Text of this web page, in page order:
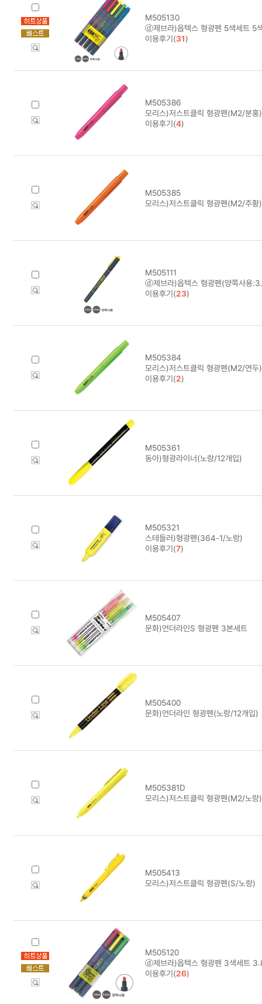
M505130
ⓓ제브라)옵텍스 형광펜 5색세트 5
이용후기(31)
M505386
모리스)저스트클릭 형광펜(M2/분홍)
이용후기(4)
M505385
모리스)저스트클릭 형광펜(M2/주황)
M505111
ⓓ제브라)옵텍스 형광펜(양쪽사용
이용후기(23)
M505384
모리스)저스트클릭 형광펜(M2/연두)
이용후기(2)
M505361
동아)형광라이너(노랑/12개입)
M505321
스테들러)형광펜(364-1/노랑)
이용후기(7)
M505407
문화)언더라인S 형광펜 3본세트
M505400
문화)언더라인 형광펜(노랑/12개입)
M505381D
모리스)저스트클릭 형광펜(M2/노
M505413
모리스)저스트클릭 형광펜(S/노랑)
M505120
ⓓ제브라)옵텍스 형광펜 3색세트
이용후기(26)